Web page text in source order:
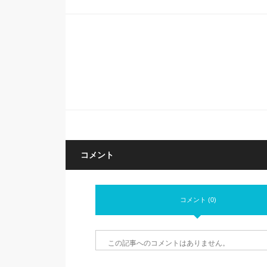
コメント
コメント (0)
この記事へのコメントはありません。